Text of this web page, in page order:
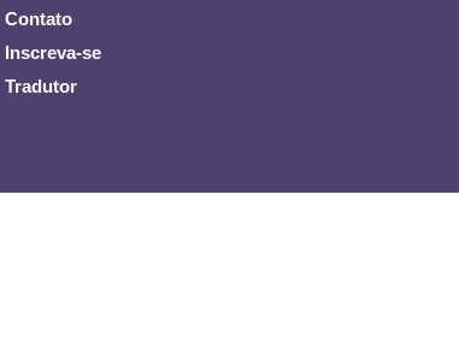
Contato
Inscreva-se
Tradutor